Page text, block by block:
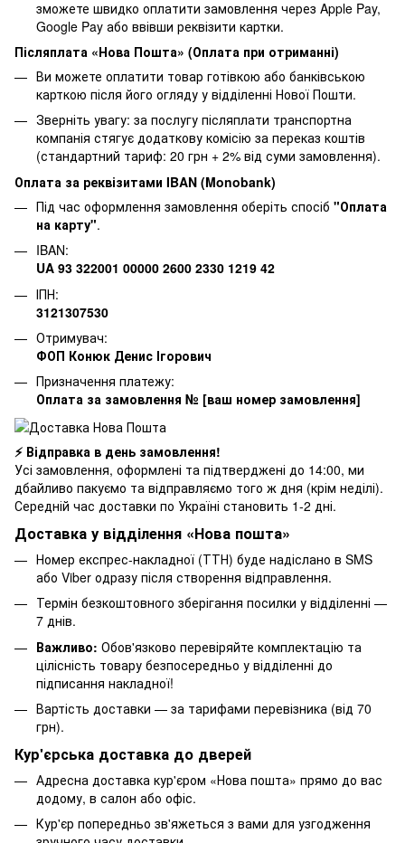
зможете швидко оплатити замовлення через Apple Pay,
Google Pay або ввівши реквізити картки.
Післяплата «Нова Пошта» (Оплата при отриманні)
Ви можете оплатити товар готівкою або банківською
карткою після його огляду у відділенні Нової Пошти.
Зверніть увагу: за послугу післяплати транспортна
компанія стягує додаткову комісію за переказ коштів
(стандартний тариф: 20 грн + 2% від суми замовлення).
Оплата за реквізитами IBAN (Monobank)
Під час оформлення замовлення оберіть спосіб "Оплата
на карту".
IBAN:
UA 93 322001 00000 2600 2330 1219 42
ІПН:
3121307530
Отримувач:
ФОП Конюк Денис Ігорович
Призначення платежу:
Оплата за замовлення № [ваш номер замовлення]
⚡ Відправка в день замовлення!
Усі замовлення, оформлені та підтверджені до 14:00, ми
дбайливо пакуємо та відправляємо того ж дня (крім неділі).
Середній час доставки по Україні становить 1-2 дні.
Доставка у відділення «Нова пошта»
Номер експрес-накладної (ТТН) буде надіслано в SMS
або Viber одразу після створення відправлення.
Термін безкоштовного зберігання посилки у відділенні —
7 днів.
Важливо: Обов'язково перевіряйте комплектацію та
цілісність товару безпосередньо у відділенні до
підписання накладної!
Вартість доставки — за тарифами перевізника (від 70
грн).
Кур'єрська доставка до дверей
Адресна доставка кур'єром «Нова пошта» прямо до вас
додому, в салон або офіс.
Кур'єр попередньо зв'яжеться з вами для узгодження